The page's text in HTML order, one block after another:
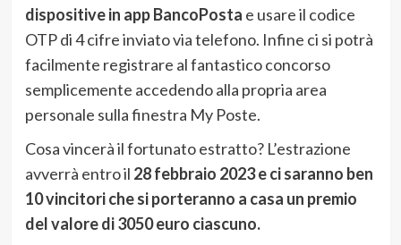
dispositive in app BancoPosta e usare il codice
OTP di 4 cifre inviato via telefono. Infine ci si potrà
facilmente registrare al fantastico concorso
semplicemente accedendo alla propria area
personale sulla finestra My Poste.
Cosa vincerà il fortunato estratto? L’estrazione
avverrà entro il 28 febbraio 2023 e ci saranno ben
10 vincitori che si porteranno a casa un premio
del valore di 3050 euro ciascuno.